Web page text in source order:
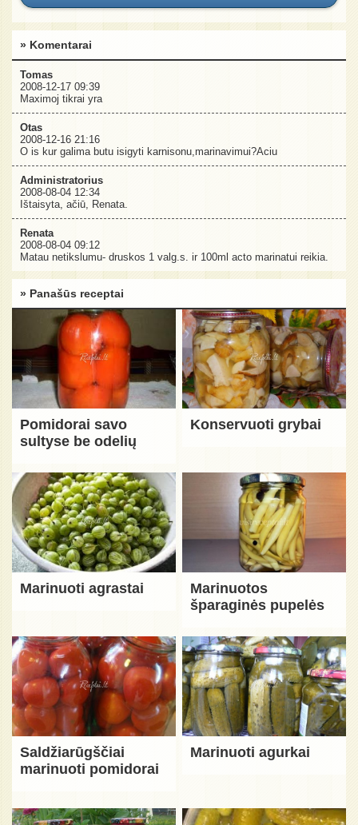
» Komentarai
Tomas
2008-12-17 09:39
Maximoj tikrai yra
Otas
2008-12-16 21:16
O is kur galima butu isigyti karnisonu,marinavimui?Aciu
Administratorius
2008-08-04 12:34
Ištaisyta, ačiū, Renata.
Renata
2008-08-04 09:12
Matau netikslumu- druskos 1 valg.s. ir 100ml acto marinatui reikia.
» Panašūs receptai
Pomidorai savo
sultyse be odelių
Konservuoti grybai
Marinuoti agrastai
Marinuotos
šparaginės pupelės
Saldžiarūgščiai
marinuoti pomidorai
Marinuoti agurkai